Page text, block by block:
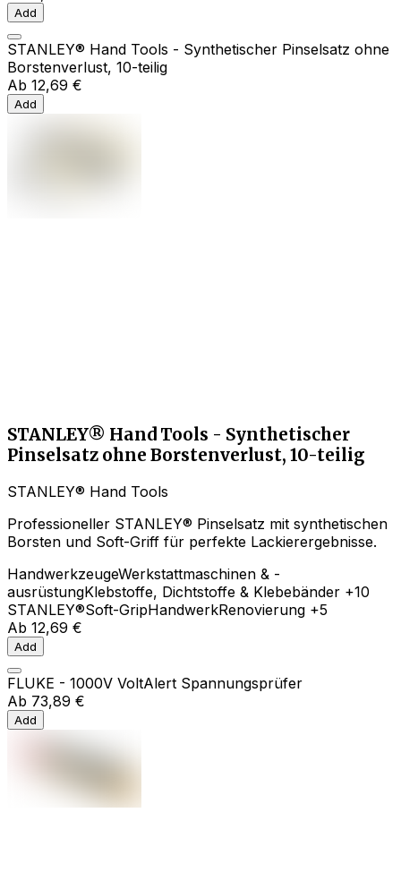
Add
STANLEY® Hand Tools - Synthetischer Pinselsatz ohne
Borstenverlust, 10-teilig
Ab 12,69 €
Add
STANLEY® Hand Tools - Synthetischer
Pinselsatz ohne Borstenverlust, 10-teilig
STANLEY® Hand Tools
Professioneller STANLEY® Pinselsatz mit synthetischen
Borsten und Soft-Griff für perfekte Lackierergebnisse.
HandwerkzeugeWerkstattmaschinen & -
ausrüstungKlebstoffe, Dichtstoffe & Klebebänder +10
STANLEY®Soft-GripHandwerkRenovierung +5
Ab 12,69 €
Add
FLUKE - 1000V VoltAlert Spannungsprüfer
Ab 73,89 €
Add